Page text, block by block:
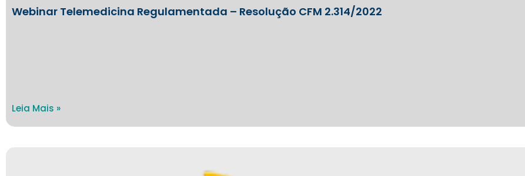
Webinar Telemedicina Regulamentada – Resolução CFM 2.314/2022
Leia Mais »